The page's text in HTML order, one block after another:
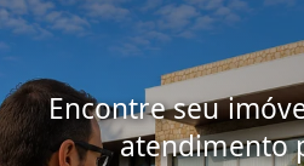
Encontre seu
atendimento